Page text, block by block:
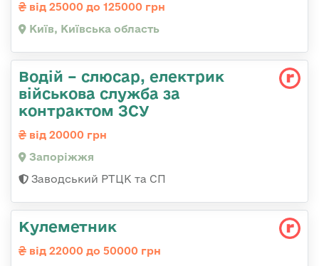
від 25000 до 125000 грн
Київ, Київська область
Водій – слюсар, електрик
військова служба за
контрактом ЗСУ
від 20000 грн
Запоріжжя
Заводський РТЦК та СП
Кулеметник
від 22000 до 50000 грн